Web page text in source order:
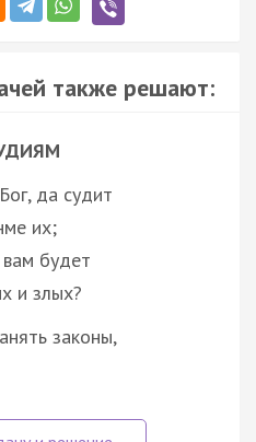
также решают:
да судит
их;
будет
и злых?
законы,